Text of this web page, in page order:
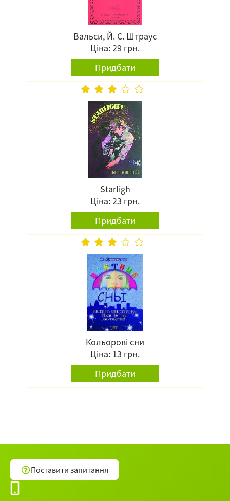
Вальси, Й. С. Штраус
Ціна: 29 грн.
Придбати
Starligh
Ціна: 23 грн.
Придбати
Кольорові сни
Ціна: 13 грн.
Придбати
Поставити запитання